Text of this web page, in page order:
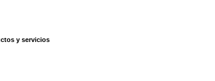
y servicios